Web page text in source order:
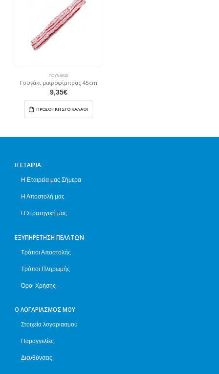
ΓΟΥΝΆΚΙΑ
Γουνάκι μικροφίμπρας 45cm
9,35€
ΠΡΟΣΘΉΚΗ ΣΤΟ ΚΑΛΆΘΙ
Η ΕΤΑΙΡΊΑ
Η Εταιρεία μας Σήμερα
Η Αποστολή μας
Η Στρατηγική μας
ΕΞΥΠΗΡΈΤΗΣΗ ΠΕΛΑΤΏΝ
Τρόποι Αποστολής
Τρόποι Πληρωμής
Όροι Χρήσης
Ο ΛΟΓΑΡΙΑΣΜΌΣ ΜΟΥ
Στοιχεία λογαριασμού
Παραγγελίες
Διευθύνσεις